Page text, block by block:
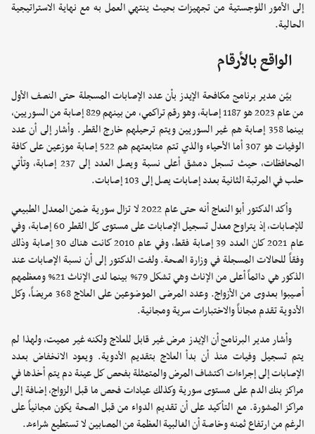
إلى الأمور اللوجستية من تجهيزات بحيث ينتهي العمل به مع نهاية الاستراتيجية
الحالية.
الواقع بالأرقام
بيّن مدير برنامج مكافحة الإيدز بأن عدد الإصابات المسجلة حتى النصف الأول
من عام 2023 هو 1187 إصابة، وهو رقم تراكمي، من بينهم 829 إصابة من السوريين،
بينما 358 إصابة هم غير السوريين ويتم ترحيلهم خارج القطر. وأشار إلى أن عدد
الوفيات هو 307 أما الأحياء والذي تتم متابعتهم هم 522 إصابة موزعين على كافة
المحافظات، حيث تسجل دمشق أعلى نسبة ويصل العدد إلى 237 إصابة، وتأتي
حلب في المرتبة الثانية بعدد إصابات يصل إلى 103 إصابات.
وأكد الدكتور أبو النعاج أنه حتى عام 2022 لا تزال سورية ضمن المعدل الطبيعي
للإصابات، إذ يتراوح معدل تسجيل الإصابات على مستوى كل القطر 60 إصابة، وفي
عام 2021 كان العدد 39 إصابة فقط، وفي عام 2010 كانت هناك 30 إصابة وذلك
وفقاً للحالات المسجلة في وزارة الصحة. ولفت الدكتور إلى أن نسبة الإصابات عند
الذكور هي دائماً أعلى من الإناث وهي تشكل 79% بينما لدى الإناث 21% ومعظمهم
أصيبوا بعدوى من الأزواج. وعدد المرضى الموضوعين على العلاج 368 مريضاً، وكل
الأدوية تقدم مجاناً والاختبارات سرية ومجانية.
وأشار مدير البرنامج أن الإيدز مرض غير قابل للعلاج ولكنه غير مميت، ولهذا لم
يتم تسجيل وفيات منذ أن بدأ العلاج بتقديم الأدوية. ويعود الانخفاض بعدد
الإصابات إلى إجراءات اكتشاف المرض والمتمثلة بفحص كل عينة دم يتم أخذها في
مراكز بنك الدم على مستوى سورية وكذلك عيادات فحص ما قبل الزواج، إضافة إلى
مراكز المشورة. مع التأكيد على أن تقديم الدواء من قبل الصحة يكون مجانياً على
الرغم من ارتفاع ثمنه وخاصة أن الغالبية العظمة من المصابين لا تستطيع شراءه.